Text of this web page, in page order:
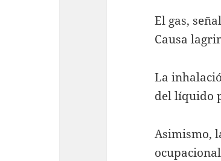
El gas,
Causa
La
del líquido
Asimismo,